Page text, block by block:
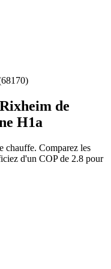
68170)
Rixheim de
H1a
Comparez les
d'un COP de 2.8 pour